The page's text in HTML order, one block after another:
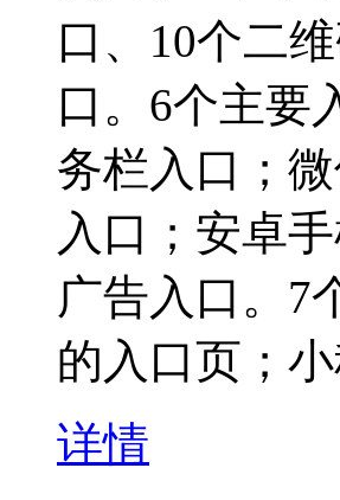
口、10个二
口。6个主要
务栏入口；
入口；安卓
广告入口。7
的入口页；
详情